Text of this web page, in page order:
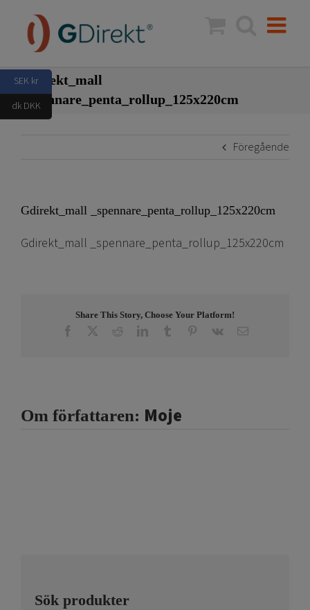
innehållet
Gdirekt_mall
_spennare_penta_rollup_125x220cm
Föregående
Gdirekt_mall _spennare_penta_rollup_125x220cm
Gdirekt_mall _spennare_penta_rollup_125x220cm
Share This Story, Choose Your Platform!
Facebook RedditLinkedInTumblr Pinterest
Vk E-
Om författaren: Moje
Sök produkter
SEK kr
dk DKK